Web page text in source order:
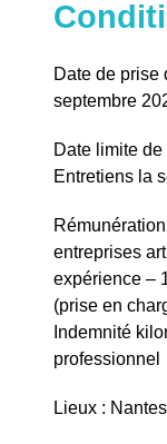
Date de prise
septembre
Date limite
Entretiens la
entreprises
expérience –
(prise en
Indemnité
professionnel
Lieux :